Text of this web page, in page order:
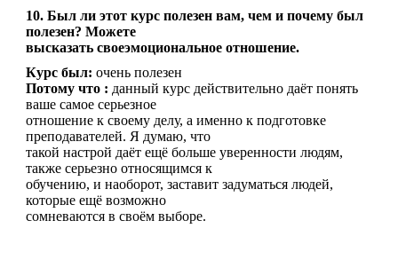
10. Был ли этот курс полезен вам, чем и почему был
полезен? Можете
высказать своеэмоциональное отношение.
Курс был: очень полезен
Потому что : данный курс действительно даёт понять
ваше самое серьезное
отношение к своему делу, а именно к подготовке
преподавателей. Я думаю, что
такой настрой даёт ещё больше уверенности людям,
также серьезно относящимся к
обучению, и наоборот, заставит задуматься людей,
которые ещё возможно
сомневаются в своём выборе.